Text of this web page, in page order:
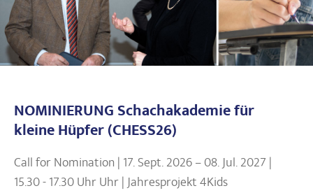
NOMINIERUNG Schachakademie für
kleine Hüpfer (CHESS26)
Call for Nomination | 17. Sept. 2026 – 08. Jul. 2027 |
15.30 - 17.30 Uhr Uhr | Jahresprojekt 4Kids